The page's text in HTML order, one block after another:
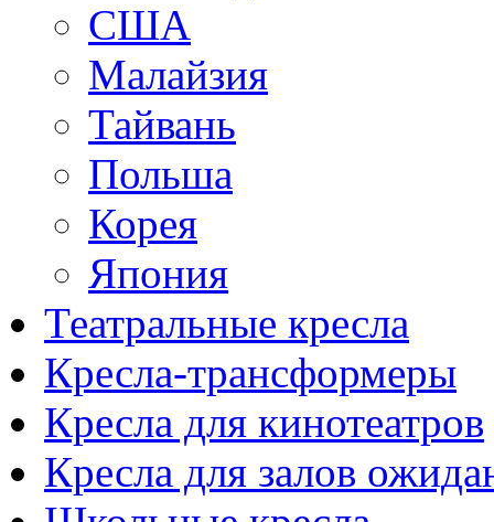
США
Малайзия
Тайвань
Польша
Корея
Япония
Театральные кресла
Кресла-трансформеры
Кресла для кинотеатров
Кресла для залов